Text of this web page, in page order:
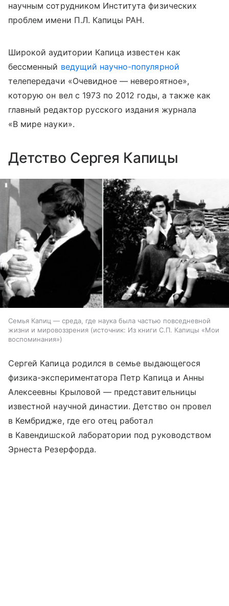
научным сотрудником Института физических
проблем имени П.Л. Капицы РАН.
Широкой аудитории Капица известен как
бессменный ведущий научно-популярной
телепередачи «Очевидное — невероятное»,
которую он вел с 1973 по 2012 годы, а также как
главный редактор русского издания журнала
«В мире науки».
Детство Сергея Капицы
Семья Капиц — среда, где наука была частью повседневной
жизни и мировоззрения
источник: Из книги С.П. Капицы «Мои
воспоминания»
Сергей Капица родился в семье выдающегося
физика-экспериментатора Петр Капица и Анны
Алексеевны Крыловой — представительницы
известной научной династии. Детство он провел
в Кембридже, где его отец работал
в Кавендишской лаборатории под руководством
Эрнеста Резерфорда.